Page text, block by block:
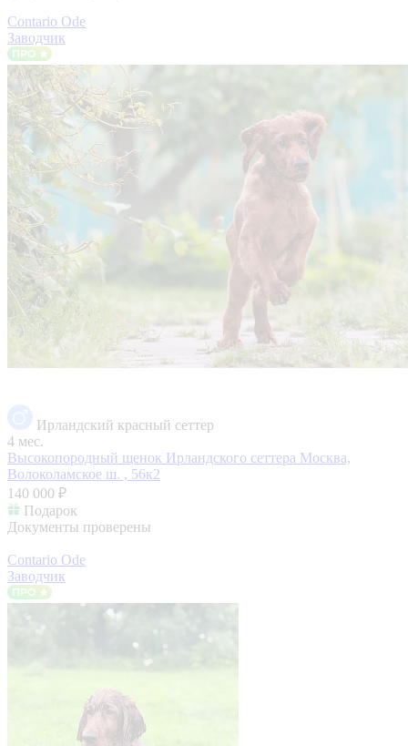
Contario Ode
Заводчик
Ирландский красный сеттер
4 мес.
Высокопородный щенок Ирландского сеттера Москва,
Волоколамское ш. , 56к2
140 000 ₽
Подарок
Документы проверены
Contario Ode
Заводчик